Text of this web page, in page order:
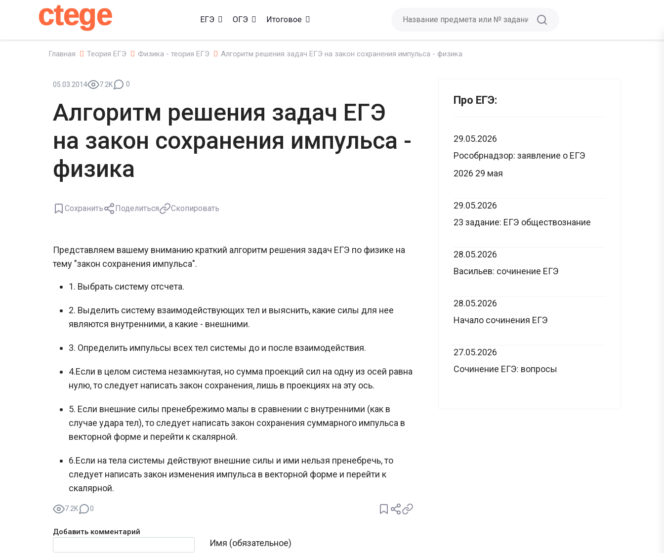
ctege ЕГЭ ОГЭ Итоговое
Главная Теория ЕГЭ Физика - теория ЕГЭ Алгоритм решения задач ЕГЭ на закон сохранения импульса - физика
05.03.2014 7.2K 0
Алгоритм решения задач ЕГЭ
на закон сохранения импульса -
физика
Сохранить Поделиться Скопировать
Представляем вашему вниманию краткий алгоритм решения задач ЕГЭ по физике на
тему "закон сохранения импульса".
1. Выбрать систему отсчета.
2. Выделить систему взаимодействующих тел и выяснить, какие силы для нее
являются внутренними, а какие - внешними.
3. Определить импульсы всех тел системы до и после взаимодействия.
4.Если в целом система незамкнутая, но сумма проекций сил на одну из осей равна
нулю, то следует написать закон сохранения, лишь в проекциях на эту ось.
5. Если внешние силы пренебрежимо малы в сравнении с внутренними (как в
случае удара тел), то следует написать закон сохранения суммарного импульса в
векторной форме и перейти к скалярной.
6.Если на тела системы действуют внешние силы и ими нельзя пренебречь, то
следует написать закон изменения импульса в векторной форме и перейти к
скалярной.
7.2K 0
Добавить комментарий
Имя (обязательное)
Текст комментария
Про ЕГЭ:
29.05.2026
Рособрнадзор: заявление о ЕГЭ
2026 29 мая
29.05.2026
23 задание: ЕГЭ обществознание
28.05.2026
Васильев: сочинение ЕГЭ
28.05.2026
Начало сочинения ЕГЭ
27.05.2026
Сочинение ЕГЭ: вопросы